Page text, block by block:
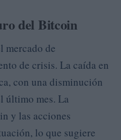
del Bitcoin
mercado de
de crisis. La caída en
con una disminución
último mes. La
y las acciones
lo que sugiere